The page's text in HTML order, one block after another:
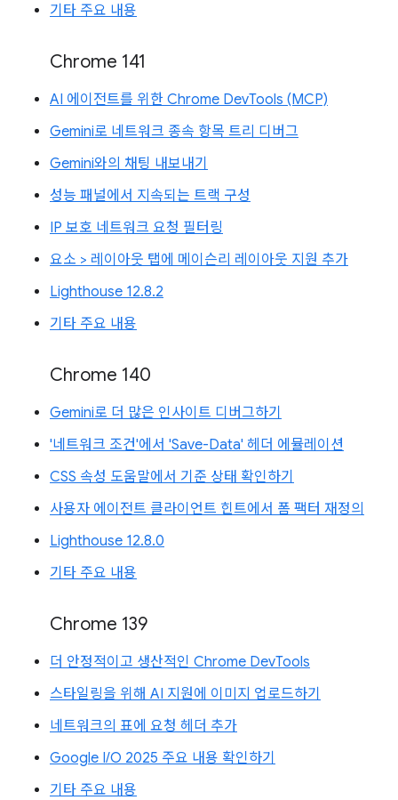
기타 주요 내용
Chrome 141
AI 에이전트를 위한 Chrome DevTools (MCP)
Gemini로 네트워크 종속 항목 트리 디버그
Gemini와의 채팅 내보내기
성능 패널에서 지속되는 트랙 구성
IP 보호 네트워크 요청 필터링
요소 > 레이아웃 탭에 메이슨리 레이아웃 지원 추가
Lighthouse 12.8.2
기타 주요 내용
Chrome 140
Gemini로 더 많은 인사이트 디버그하기
'네트워크 조건'에서 'Save-Data' 헤더 에뮬레이션
CSS 속성 도움말에서 기준 상태 확인하기
사용자 에이전트 클라이언트 힌트에서 폼 팩터 재정의
Lighthouse 12.8.0
기타 주요 내용
Chrome 139
더 안정적이고 생산적인 Chrome DevTools
스타일링을 위해 AI 지원에 이미지 업로드하기
네트워크의 표에 요청 헤더 추가
Google I/O 2025 주요 내용 확인하기
기타 주요 내용